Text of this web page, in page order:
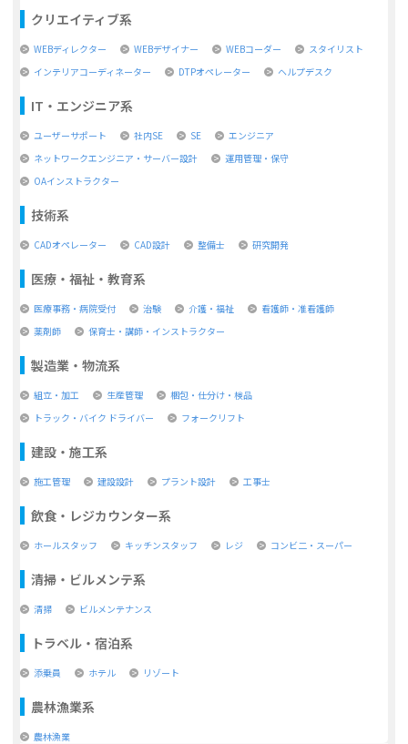
クリエイティブ系
WEBディレクター WEBデザイナー WEBコーダー
スタイリスト
インテリアコーディネーター
DTPオペレーター ヘルプデスク
IT・エンジニア系
ユーザーサポート 社内SE SE
エンジニア
ネットワークエンジニア・サーバー設計
運用管理・保守
OAインストラクター
技術系
CADオペレーター CAD設計 整備士 研究開発
医療・福祉・教育系
医療事務・病院受付 治験 介護・福祉
看護師・准看護師
薬剤師
保育士・講師・インストラクター
製造業・物流系
組立・加工 生産管理
梱包・仕分け・検品
トラック・バイク ドライバー
フォークリフト
建設・施工系
施工管理 建設設計 プラント設計 工事士
飲食・レジカウンター系
ホールスタッフ キッチンスタッフ レジ コンビ二・スーパー
清掃・ビルメンテ系
清掃 ビルメンテナンス
トラベル・宿泊系
添乗員 ホテル リゾート
農林漁業系
農林漁業